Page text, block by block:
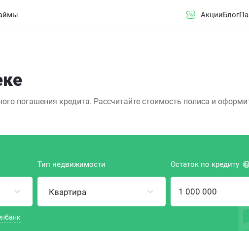
АкцииБлог
погашения кредита. Рассчитайте стоимость полиса и
Тип недвижимости
Квартира
Остаток по кредиту